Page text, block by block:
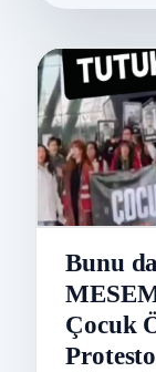
Bunu
Çocuk